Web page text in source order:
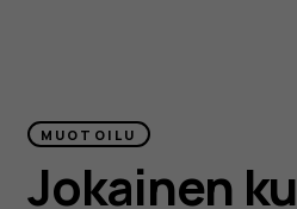
MUOTOILU
Jokainen